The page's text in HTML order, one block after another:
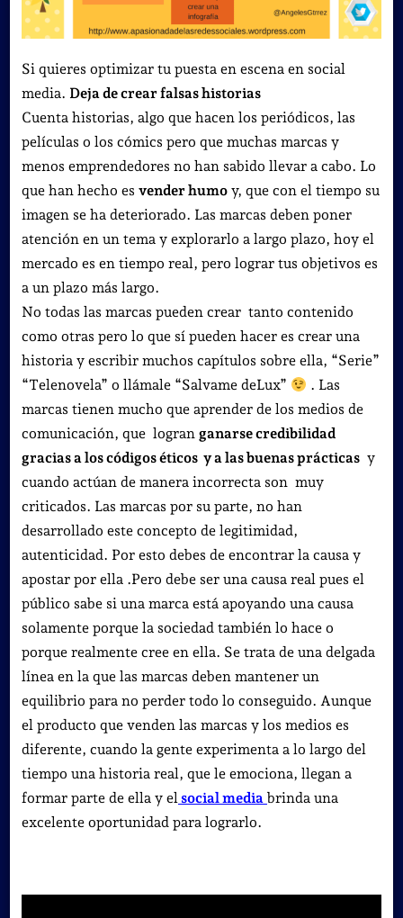
Si quieres optimizar tu puesta en escena en social
media. Deja de crear falsas historias
Cuenta historias, algo que hacen los periódicos, las
películas o los cómics pero que muchas marcas y
menos emprendedores no han sabido llevar a cabo. Lo
que han hecho es vender humoy, que con el tiempo su
imagen se ha deteriorado. Las marcas deben poner
atención en un tema y explorarlo a largo plazo, hoy el
mercado es en tiempo real, pero lograr tus objetivos es
a un plazo más largo.
No todas las marcas pueden crear tanto contenido
como otras pero lo que sí pueden hacer es crear una
historia y escribir muchos capítulos sobre ella, “Serie”
“Telenovela” o llámale “Salvame deLux”
. Las
marcas tienen mucho que aprender de los medios de
comunicación, que logran ganarse credibilidad
gracias a los códigos éticos y a las buenas prácticasy
cuando actúan de manera incorrecta son muy
criticados. Las marcas por su parte, no han
desarrollado este concepto de legitimidad,
autenticidad. Por esto debes de encontrar la causa y
apostar por ella .Pero debe ser una causa real pues el
público sabe si una marca está apoyando una causa
solamente porque la sociedad también lo hace o
porque realmente cree en ella. Se trata de una delgada
línea en la que las marcas deben mantener un
equilibrio para no perder todo lo conseguido. Aunque
el producto que venden las marcas y los medios es
diferente, cuando la gente experimenta a lo largo del
tiempo una historia real, que le emociona, llegan a
formar parte de ella y elsocial media brinda una
excelente oportunidad para lograrlo.